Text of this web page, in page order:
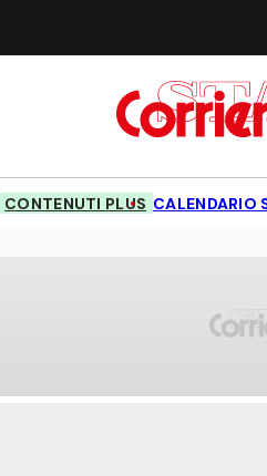
CONTENUTI PLUS CALENDARIO